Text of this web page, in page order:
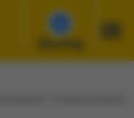
Słuchaj